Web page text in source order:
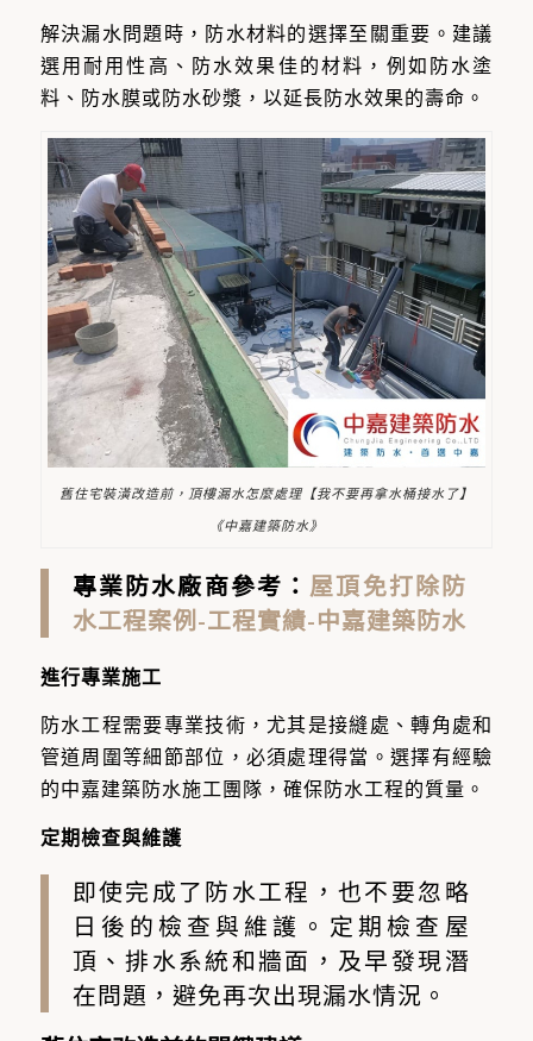
解決漏水問題時，防水材料的選擇至關重要。建議
選用耐用性高、防水效果佳的材料，例如防水塗
料、防水膜或防水砂漿，以延長防水效果的壽命。
舊住宅裝潢改造前，頂樓漏水怎麼處理【我不要再拿水桶接水了】
《中嘉建築防水》
專業防水廠商參考： 屋頂免打除防
水工程案例-工程實績-中嘉建築防水
進行專業施工
防水工程需要專業技術，尤其是接縫處、轉角處和
管道周圍等細節部位，必須處理得當。選擇有經驗
的中嘉建築防水施工團隊，確保防水工程的質量。
定期檢查與維護
即使完成了防水工程，也不要忽略
日後的檢查與維護。定期檢查屋
頂、排水系統和牆面，及早發現潛
在問題，避免再次出現漏水情況。